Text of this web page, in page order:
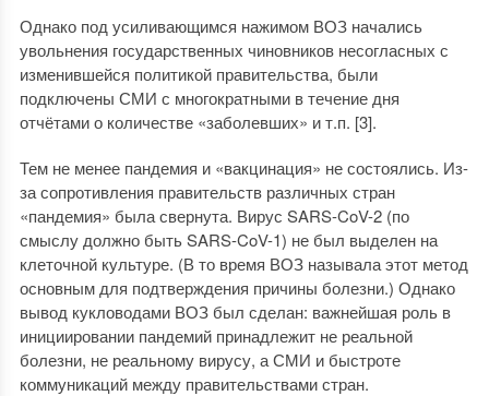
Однако под усиливающимся нажимом ВОЗ начались
увольнения государственных чиновников несогласных с
изменившейся политикой правительства, были
подключены СМИ с многократными в течение дня
отчётами о количестве «заболевших» и т.п. [3].
Тем не менее пандемия и «вакцинация» не состоялись. Из-
за сопротивления правительств различных стран
«пандемия» была свернута. Вирус SARS-CoV-2 (по
смыслу должно быть SARS-CoV-1) не был выделен на
клеточной культуре. (В то время ВОЗ называла этот метод
основным для подтверждения причины болезни.) Однако
вывод кукловодами ВОЗ был сделан: важнейшая роль в
инициировании пандемий принадлежит не реальной
болезни, не реальному вирусу, а СМИ и быстроте
коммуникаций между правительствами стран.